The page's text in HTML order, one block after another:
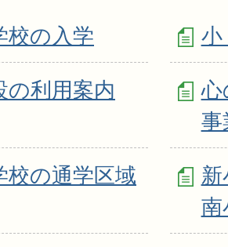
校の入学 小
の利用案内
心
事
校の通学区域
南